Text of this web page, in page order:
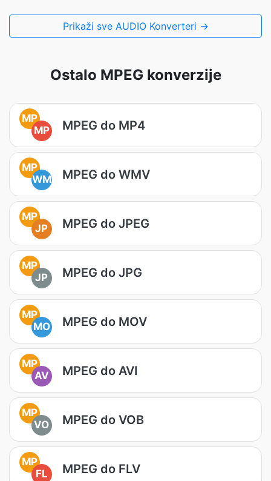
Prikaži sve AUDIO Konverteri →
Ostalo MPEG konverzije
MP
MP
MPEG do MP4
MP
WM
MPEG do WMV
MP
JP
MPEG do JPEG
MP
JP
MPEG do JPG
MP
MO
MPEG do MOV
MP
AV
MPEG do AVI
MP
VO
MPEG do VOB
MP
FL
MPEG do FLV